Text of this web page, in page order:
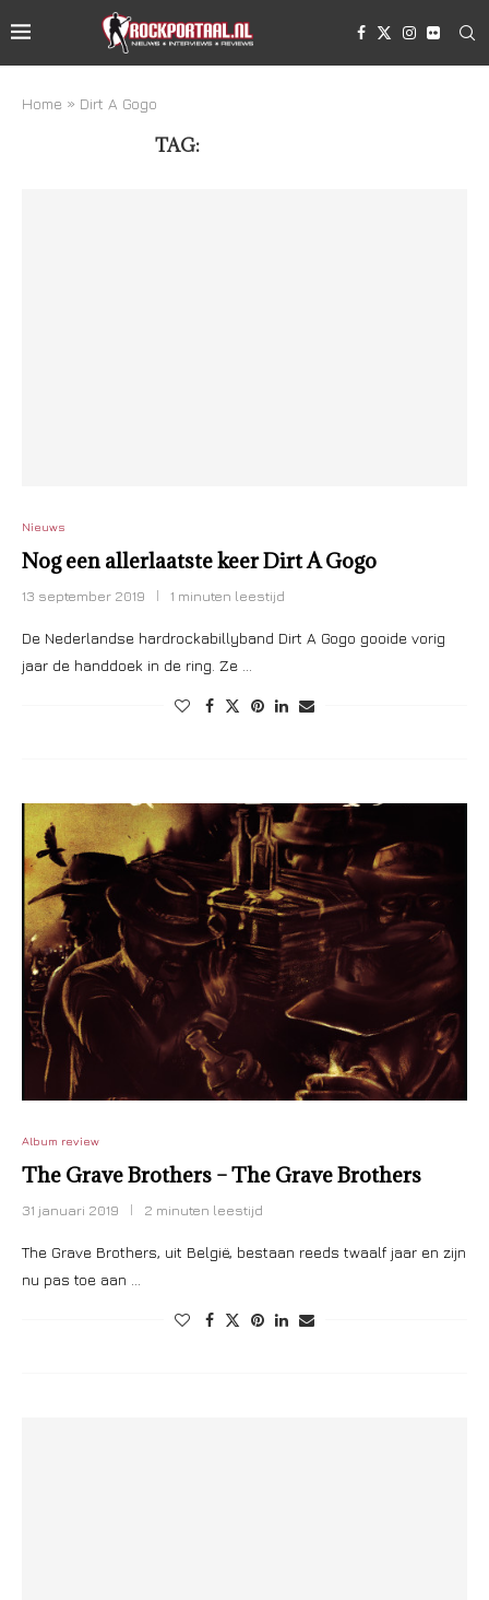
Home » Dirt A Gogo
TAG:
Nieuws
Nog een allerlaatste keer Dirt A Gogo
13 september 2019 1 minuten leestijd
De Nederlandse hardrockabillyband Dirt A Gogo gooide vorig
jaar de handdoek in de ring. Ze …
Album review
The Grave Brothers – The Grave Brothers
31 januari 2019 2 minuten leestijd
The Grave Brothers, uit België, bestaan reeds twaalf jaar en zijn
nu pas toe aan …